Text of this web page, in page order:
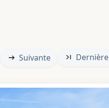
Suivante Dernière